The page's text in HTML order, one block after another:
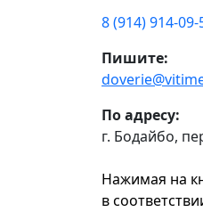
8 (914) 914-09-
Пишите:
По адресу:
г. Бодайбо,
Нажимая на
в